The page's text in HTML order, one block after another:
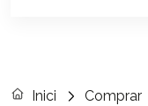
Inici Comprar